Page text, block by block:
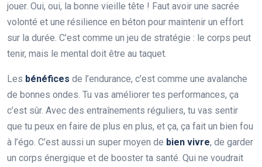
jouer. Oui, oui, la bonne vieille tête ! Faut avoir une sacrée
volonté et une résilience en béton pour maintenir un effort
sur la durée. C’est comme un jeu de stratégie : le corps peut
tenir, mais le mental doit être au taquet.
Les bénéfices de l’endurance, c’est comme une avalanche
de bonnes ondes. Tu vas améliorer tes performances, ça
c’est sûr. Avec des entraînements réguliers, tu vas sentir
que tu peux en faire de plus en plus, et ça, ça fait un bien fou
à l’égo. C’est aussi un super moyen de bien vivre, de garder
un corps énergique et de booster ta santé. Qui ne voudrait